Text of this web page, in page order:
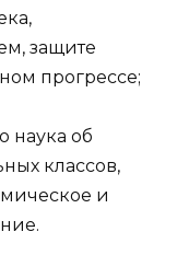
защите
прогрессе;
наука об
классов,
и